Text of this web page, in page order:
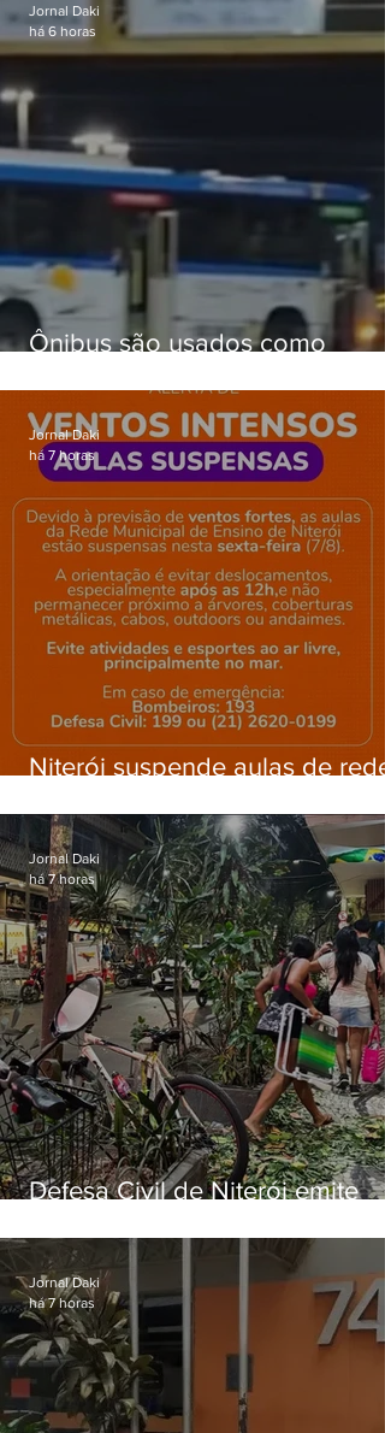
Ônibus são usados como
Gardênia Azul
Jornal Daki
há 6 horas
Niterói suspende aulas de rede
ventos fortes nesta sexta (7)
Jornal Daki
há 7 horas
Defesa Civil de Niterói emite
sexta-feira (07)
Jornal Daki
há 7 horas
Jornal Daki
há 7 horas